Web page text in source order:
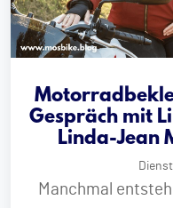
Gespräch mit
Linda-Jean
Manchmal